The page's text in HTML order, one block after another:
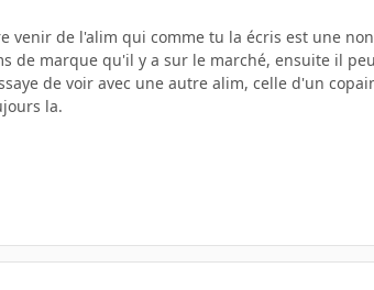
venir de l'alim qui comme tu la écris est une
de marque qu'il y a sur le marché, ensuite il
de voir avec une autre alim, celle d'un
la.